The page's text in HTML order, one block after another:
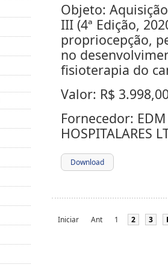
Objeto:
III (4ª Edição,
propriocepção,
no
fisioterapia do
Valor: R$
Fornecedor: EDM
HOSPITALARES
Download
Iniciar Ant 1 2 3